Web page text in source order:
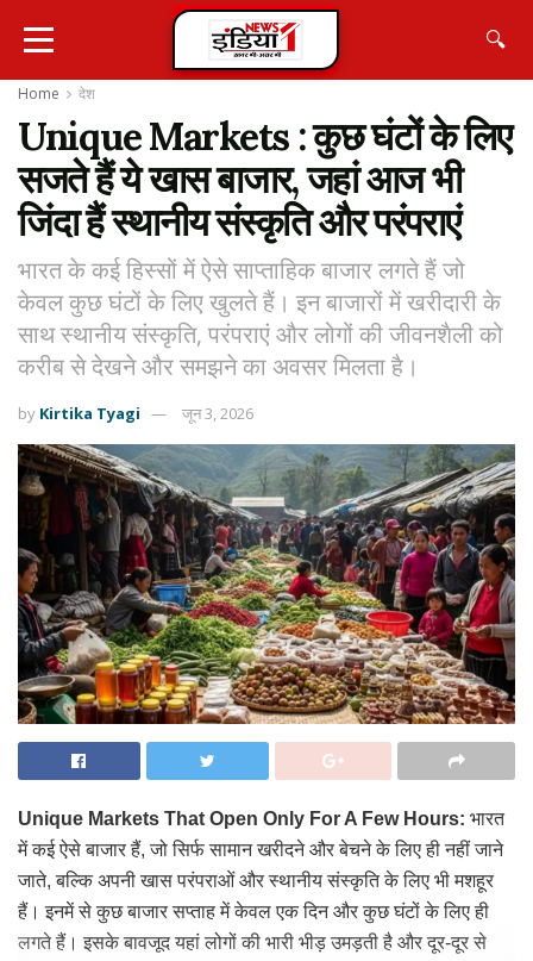
🔍
Home देश
Unique Markets : कुछ घंटों के लिए
सजते हैं ये खास बाजार, जहां आज भी
जिंदा हैं स्थानीय संस्कृति और परंपराएं
भारत के कई हिस्सों में ऐसे साप्ताहिक बाजार लगते हैं जो
केवल कुछ घंटों के लिए खुलते हैं। इन बाजारों में खरीदारी के
साथ स्थानीय संस्कृति, परंपराएं और लोगों की जीवनशैली को
करीब से देखने और समझने का अवसर मिलता है।
by Kirtika Tyagi जून 3, 2026
Unique Markets That Open Only For A Few Hours: भारत
में कई ऐसे बाजार हैं, जो सिर्फ सामान खरीदने और बेचने के लिए ही नहीं जाने
जाते, बल्कि अपनी खास परंपराओं और स्थानीय संस्कृति के लिए भी मशहूर
हैं। इनमें से कुछ बाजार सप्ताह में केवल एक दिन और कुछ घंटों के लिए ही
लगते हैं। इसके बावजूद यहां लोगों की भारी भीड़ उमड़ती है और दूर-दूर से